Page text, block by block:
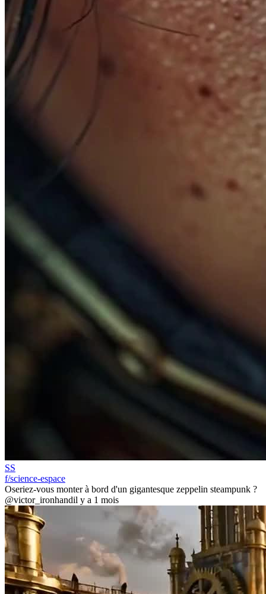
SS
f/science-espace
Oseriez-vous monter à bord d'un gigantesque zeppelin steampunk ?
@victor_ironhandil y a 1 mois